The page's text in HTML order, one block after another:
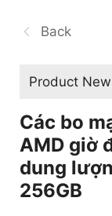
Back
Product
Các bo
AMD giờ
dung
256GB